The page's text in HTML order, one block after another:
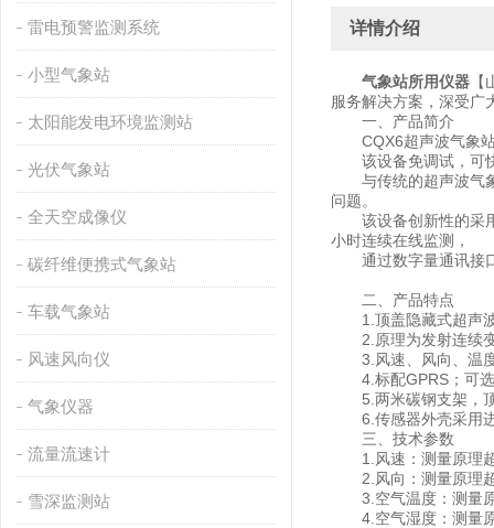
雷电预警监测系统
小型气象站
太阳能发电环境监测站
光伏气象站
全天空成像仪
碳纤维便携式气象站
车载气象站
风速风向仪
气象仪器
流量流速计
雪深监测站
详情介绍
气象站所用仪器
服务解决方案，深受广
一、产品简介
CQX6超声波气象站
该设备免调试，可快
与传统的超声波气象
问题。
该设备创新性的采用
小时连续在线监测，
通过数字量通讯接口
二、产品特点
1.顶盖隐藏式超声波
2.原理为发射连续变
3.风速、风向、温度
4.标配GPRS；可选
5.两米碳钢支架，顶
6.传感器外壳采用进
三、技术参数
1.风速：测量原理超
2.风向：测量原理超
3.空气温度：测量原
4.空气湿度：测量原